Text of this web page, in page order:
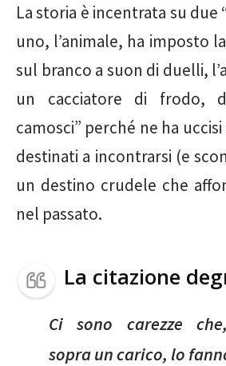
La storia è incentrata su due
uno, l’animale, ha imposto
sul branco a suon di duelli,
un cacciatore di frodo,
camosci” perché ne ha
destinati a incontrarsi (e
un destino crudele che
nel passato.
La citazione
Ci sono carezze
sopra un carico, lo